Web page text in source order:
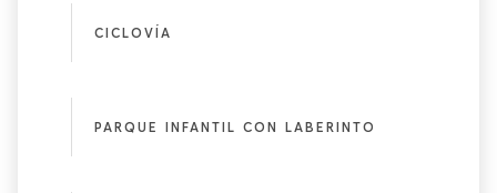
CICLOVÍA
PARQUE INFANTIL CON LABERINTO